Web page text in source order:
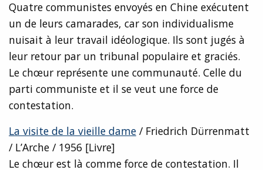
Quatre communistes envoyés en Chine exécutent
un de leurs camarades, car son individualisme
nuisait à leur travail idéologique. Ils sont jugés à
leur retour par un tribunal populaire et graciés.
Le chœur représente une communauté. Celle du
parti communiste et il se veut une force de
contestation.
La visite de la vieille dame / Friedrich Dürrenmatt
/ L’Arche / 1956 [Livre]
Le chœur est là comme force de contestation. Il